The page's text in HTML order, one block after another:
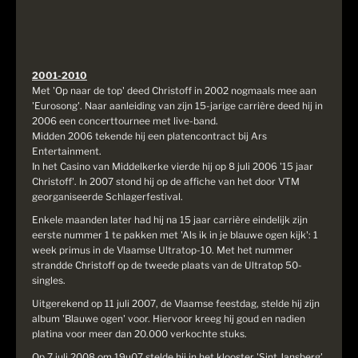
2001-2010
Met 'Op naar de top' deed Christoff in 2002 nogmaals mee aan
'Eurosong'. Naar aanleiding van zijn 15-jarige carrière deed hij in
2006 een concerttournee met live-band.
Midden 2006 tekende hij een platencontract bij Ars
Entertainment.
In het Casino van Middelkerke vierde hij op 8 juli 2006 '15 jaar
Christoff'. In 2007 stond hij op de affiche van het door VTM
georganiseerde Schlagerfestival.
Enkele maanden later had hij na 15 jaar carrière eindelijk zijn
eerste nummer 1 te pakken met 'Als ik in je blauwe ogen kijk': 1
week primus in de Vlaamse Ultratop-10. Met het nummer
strandde Christoff op de tweede plaats van de Ultratop 50-
singles.
Uitgerekend op 11 juli 2007, de Vlaamse feestdag, stelde hij zijn
album 'Blauwe ogen' voor. Hiervoor kreeg hij goud en nadien
platina voor meer dan 20.000 verkochte stuks.